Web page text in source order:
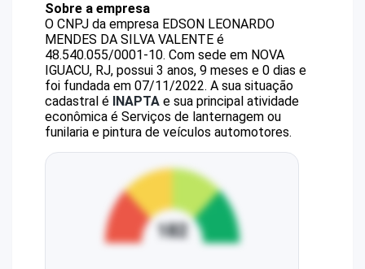
Sobre a empresa
O CNPJ da empresa EDSON LEONARDO
MENDES DA SILVA VALENTE é
48.540.055/0001-10. Com sede em NOVA
IGUACU, RJ, possui 3 anos, 9 meses e 0 dias e
foi fundada em 07/11/2022. A sua situação
cadastral é INAPTA e sua principal atividade
econômica é Serviços de lanternagem ou
funilaria e pintura de veículos automotores.